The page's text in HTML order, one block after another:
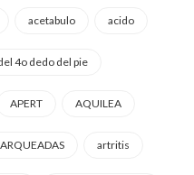
acetabulo acido
4o dedo del pie
APERT AQUILEA
ARQUEADAS artritis